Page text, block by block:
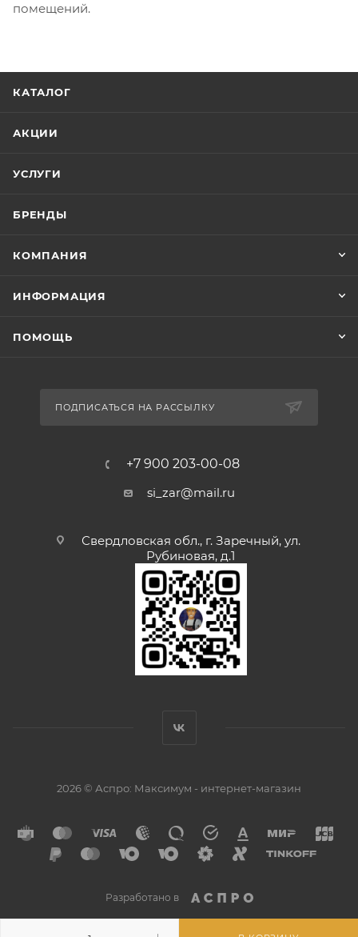
помещений.
КАТАЛОГ
АКЦИИ
УСЛУГИ
БРЕНДЫ
КОМПАНИЯ
ИНФОРМАЦИЯ
ПОМОЩЬ
ПОДПИСАТЬСЯ НА РАССЫЛКУ
+7 900 203-00-08
si_zar@mail.ru
Свердловская обл., г. Заречный, ул.
Рубиновая, д.1
2026 © Аспро: Максимум - интернет-магазин
Разработано в